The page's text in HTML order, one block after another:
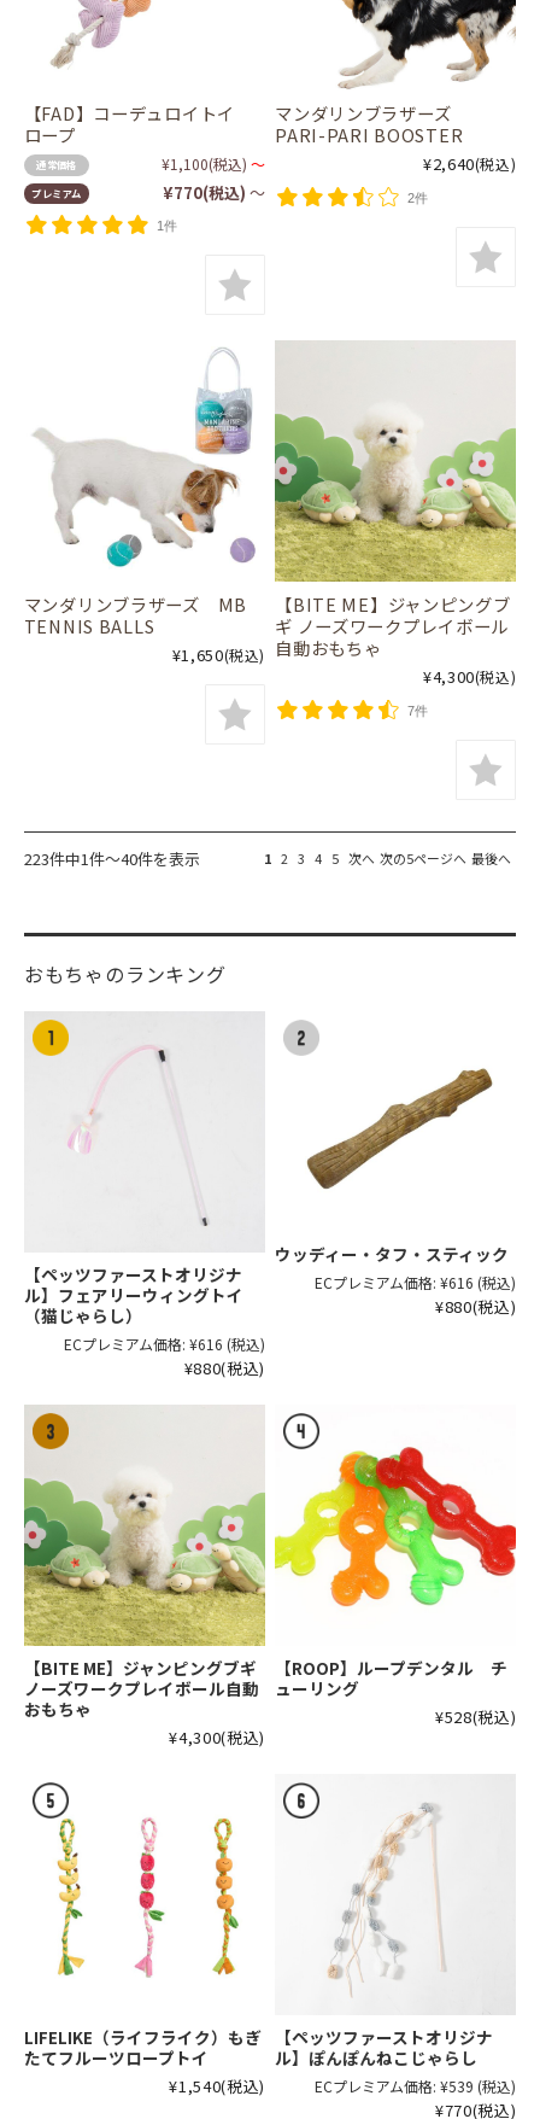
【FAD】コーデュロイトイ
ロープ
通常価格 ¥1,100(税込) ～
プレミアム ¥770(税込) ～
1件
マンダリンブラザーズ
PARI-PARI BOOSTER
¥2,640(税込)
2件
マンダリンブラザーズ MB
TENNIS BALLS
¥1,650(税込)
【BITE ME】ジャンピングブ
ギ ノーズワークプレイボール
自動おもちゃ
¥4,300(税込)
7件
223件中1件～40件を表示 1 2 3 4 5 次へ 次の5ページへ 最後へ
おもちゃのランキング
【ペッツファーストオリジナ
ル】フェアリーウィングトイ
（猫じゃらし）
ECプレミアム価格: ¥616 (税込)
¥880(税込)
ウッディー・タフ・スティック
ECプレミアム価格: ¥616 (税込)
¥880(税込)
【BITE ME】ジャンピングブギ
ノーズワークプレイボール自動
おもちゃ
¥4,300(税込)
【ROOP】ループデンタル チ
ューリング
¥528(税込)
LIFELIKE（ライフライク）もぎ
たてフルーツロープトイ
¥1,540(税込)
【ペッツファーストオリジナ
ル】ぽんぽんねこじゃらし
ECプレミアム価格: ¥539 (税込)
¥770(税込)